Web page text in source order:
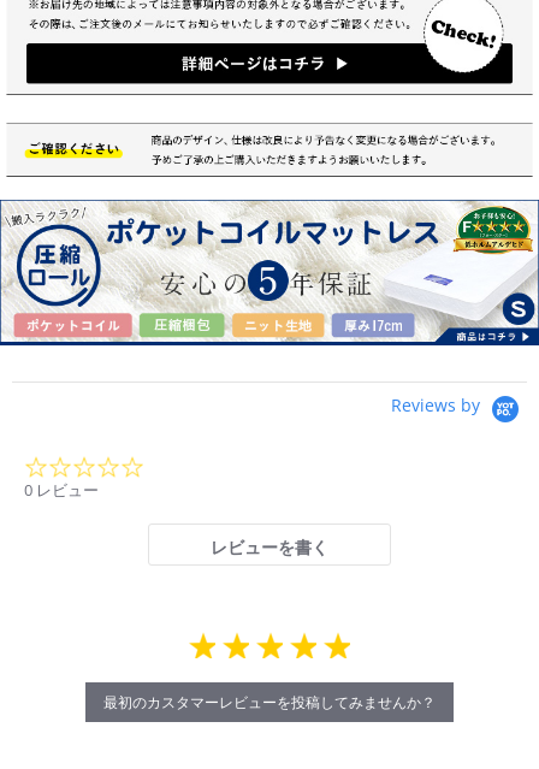
Reviews by
0 レビュー
レビューを書く
最初のカスタマーレビューを投稿してみませんか？